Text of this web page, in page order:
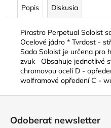
Popis Diskusia
Pirastro Perpetual Soloist
Ocelové jádro * Tvrdost -
Sada Soloist je určena pro
zvuk Obsahuje jednotlivé
chromovou ocelí D -
wolframové opředení C -
PREMIUM,
3
128
Odoberať newsletter